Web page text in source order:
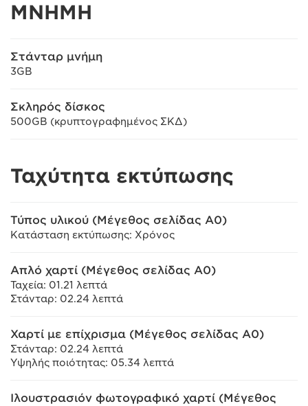
ΜΝΗΜΗ
Στάνταρ μνήμη
3GB
Σκληρός δίσκος
500GB (κρυπτογραφημένος ΣΚΔ)
Ταχύτητα εκτύπωσης
Τύπος υλικού (Μέγεθος σελίδας A0)
Κατάσταση εκτύπωσης: Χρόνος
Απλό χαρτί (Μέγεθος σελίδας A0)
Ταχεία: 01.21 λεπτά
Στάνταρ: 02.24 λεπτά
Χαρτί με επίχρισμα (Μέγεθος σελίδας A0)
Στάνταρ: 02.24 λεπτά
Υψηλής ποιότητας: 05.34 λεπτά
Ιλουστρασιόν φωτογραφικό χαρτί (Μέγεθος